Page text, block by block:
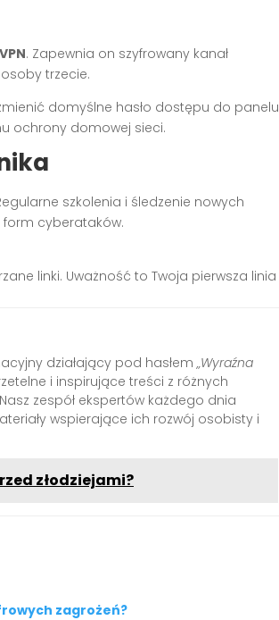
VPN. Zapewnia on szyfrowany kanał
trzecie.
domyślne hasło dostępu do panelu
ochrony domowej sieci.
szkolenia i śledzenie nowych
cyberataków.
linki. Uważność to Twoja pierwsza linia
działający pod hasłem „Wyraźna
i inspirujące treści z różnych
zespół ekspertów każdego dnia
wspierające ich rozwój osobisty i
złodziejami?
zagrożeń?